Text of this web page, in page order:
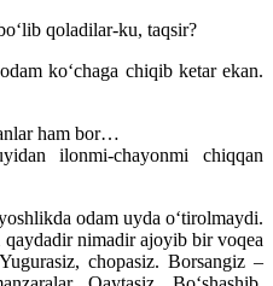
qoladilar-ku, taqsir?
koʻchaga chiqib ketar ekan.
ham bor…
ilonmi-chayonmi chiqqan
odam uyda oʻtirolmaydi.
nimadir ajoyib bir voqea
chopasiz. Borsangiz –